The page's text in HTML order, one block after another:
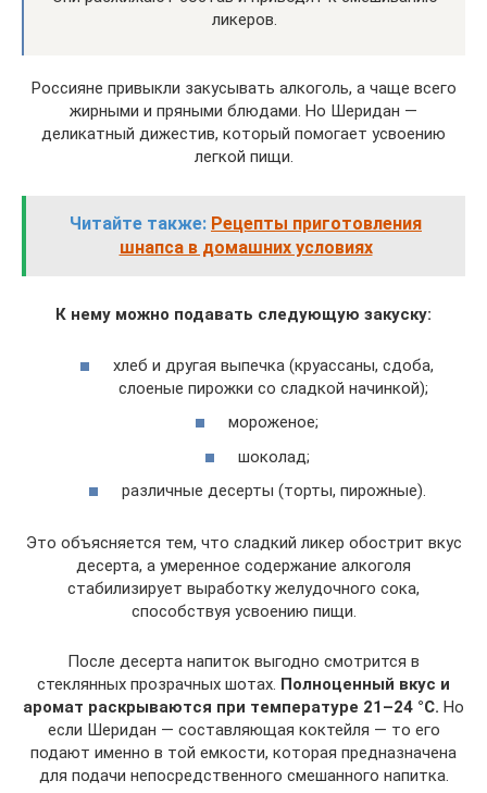
ликеров.
Россияне привыкли закусывать алкоголь, а чаще всего
жирными и пряными блюдами. Но Шеридан —
деликатный дижестив, который помогает усвоению
легкой пищи.
Читайте также: Рецепты приготовления
шнапса в домашних условиях
К нему можно подавать следующую закуску:
хлеб и другая выпечка (круассаны, сдоба,
слоеные пирожки со сладкой начинкой);
мороженое;
шоколад;
различные десерты (торты, пирожные).
Это объясняется тем, что сладкий ликер обострит вкус
десерта, а умеренное содержание алкоголя
стабилизирует выработку желудочного сока,
способствуя усвоению пищи.
После десерта напиток выгодно смотрится в
стеклянных прозрачных шотах. Полноценный вкус и
аромат раскрываются при температуре 21–24 °С. Но
если Шеридан — составляющая коктейля — то его
подают именно в той емкости, которая предназначена
для подачи непосредственного смешанного напитка.